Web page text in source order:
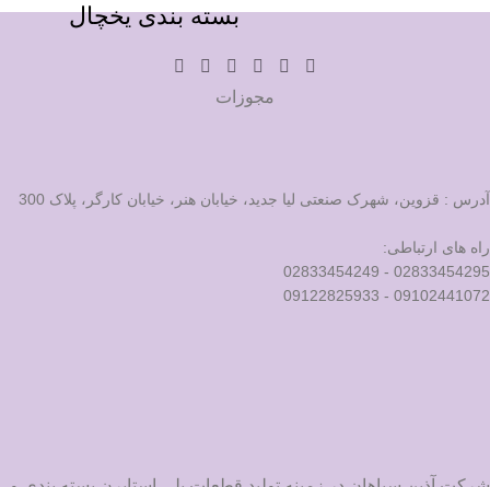
بسته بندی یخچال
مجوزات
آدرس : قزوین، شهرک صنعتی لیا جدید، خیابان هنر، خیابان کارگر، پلاک 300
راه های ارتباطی:
02833454295 - 02833454249
09102441072 - 09122825933